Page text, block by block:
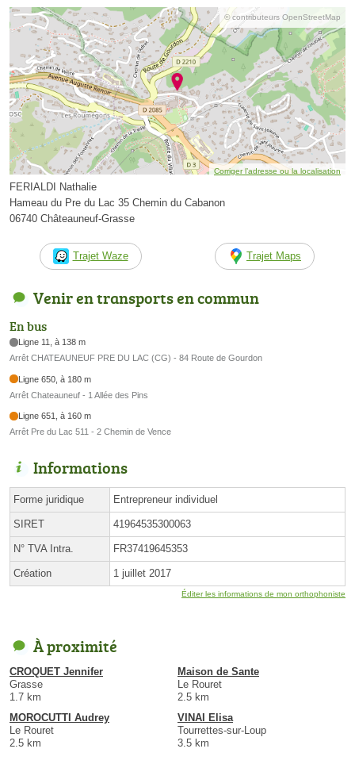
© contributeurs OpenStreetMap
Corriger l’adresse ou la localisation
FERIALDI Nathalie
Hameau du Pre du Lac 35 Chemin du Cabanon
06740 Châteauneuf-Grasse
Trajet Waze Trajet Maps
Venir en transports en commun
En bus
Ligne 11, à 138 m
Arrêt CHATEAUNEUF PRE DU LAC (CG) - 84 Route de Gourdon
Ligne 650, à 180 m
Arrêt Chateauneuf - 1 Allée des Pins
Ligne 651, à 160 m
Arrêt Pre du Lac 511 - 2 Chemin de Vence
Informations
Forme juridique Entrepreneur individuel
SIRET 41964535300063
N° TVA Intra. FR37419645353
Création 1 juillet 2017
Éditer les informations de mon orthophoniste
À proximité
CROQUET Jennifer
Grasse
1.7 km
Maison de Sante
Le Rouret
2.5 km
MOROCUTTI Audrey
Le Rouret
2.5 km
VINAI Elisa
Tourrettes-sur-Loup
3.5 km